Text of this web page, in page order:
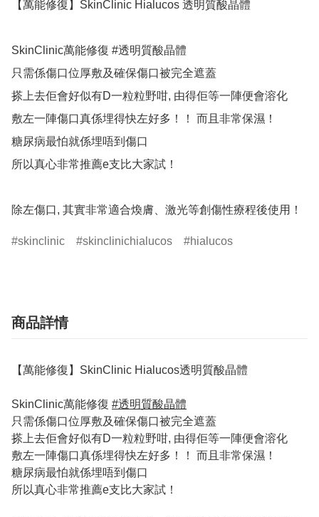
【萬能修復】SkinClinic Hialucos 透明質酸晶體
SkinClinic萬能修復 #透明質酸晶體
只需係傷口位厚敷及確保傷口被完全遮蓋
搽上去佢會好似有D一粒粒野咁, 由得佢等一陣便會溶化
敷左一陣傷口真係埋得快左好多！！ 而且非常保濕！
糖尿病最怕就係埋唔到傷口
所以真心非常推薦e支比大家試！
除左傷口, 其實非常適合煥膚、激光等創傷性療程後使用！
skinclinic skinclinichialucos hialucos
商品詳情
【萬能修復】SkinClinic Hialucos透明質酸晶體
SkinClinic萬能修復 #透明質酸晶體
只需係傷口位厚敷及確保傷口被完全遮蓋
搽上去佢會好似有D一粒粒野咁, 由得佢等一陣便會溶化
敷左一陣傷口真係埋得快左好多！！ 而且非常保濕！
糖尿病最怕就係埋唔到傷口
所以真心非常推薦e支比大家試！